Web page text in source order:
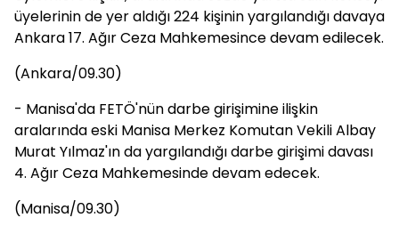
üyelerinin de yer aldığı 224 kişinin yargılandığı davaya
Ankara 17. Ağır Ceza Mahkemesince devam edilecek.
(Ankara/09.30)
- Manisa'da FETÖ'nün darbe girişimine ilişkin
aralarında eski Manisa Merkez Komutan Vekili Albay
Murat Yılmaz'ın da yargılandığı darbe girişimi davası
4. Ağır Ceza Mahkemesinde devam edecek.
(Manisa/09.30)